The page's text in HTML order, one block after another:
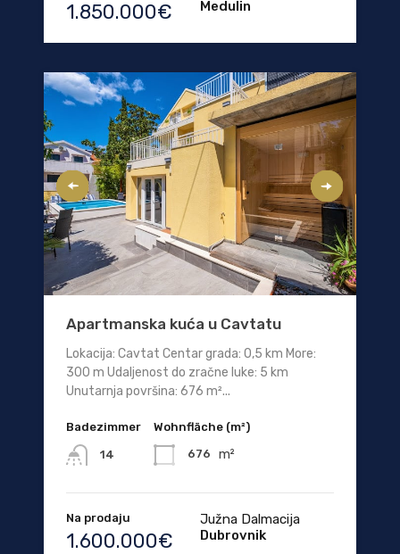
1.850.000€ Medulin
Apartmanska kuća u Cavtatu
Lokacija: Cavtat Centar grada: 0,5 km More:
300 m Udaljenost do zračne luke: 5 km
Unutarnja površina: 676 m²...
Badezimmer
14
Wohnfläche (m²)
676 m²
Na prodaju
1.600.000€
Južna Dalmacija
Dubrovnik